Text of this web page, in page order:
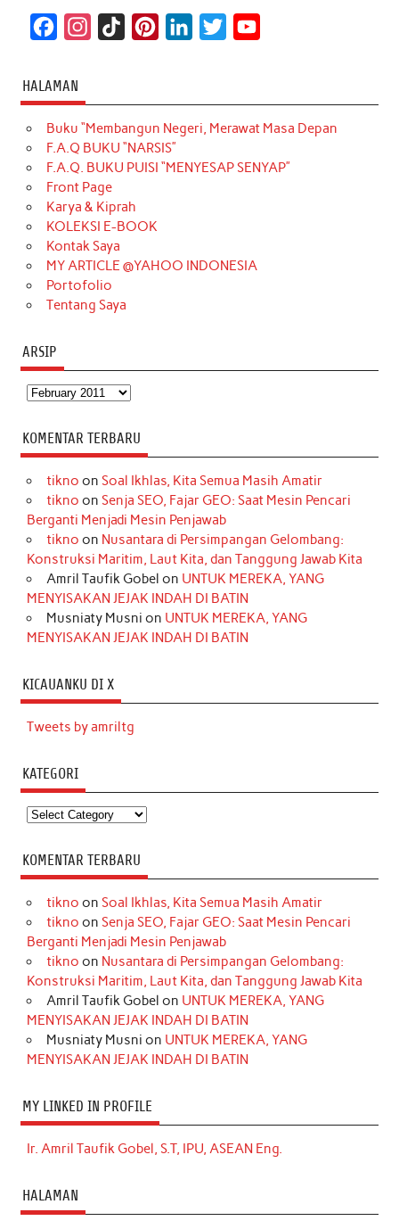
c
e
b
o
o
k
t
a
g
r
a
m
T
o
k
t
e
r
k
e
d
t
t
e
T
u
b
HALAMAN
Buku “Membangun Negeri, Merawat Masa Depan
F.A.Q BUKU “NARSIS”
F.A.Q. BUKU PUISI “MENYESAP SENYAP”
Front Page
Karya & Kiprah
KOLEKSI E-BOOK
Kontak Saya
MY ARTICLE @YAHOO INDONESIA
Portofolio
Tentang Saya
ARSIP
Arsip
KOMENTAR TERBARU
tikno on Soal Ikhlas, Kita Semua Masih Amatir
tikno on Senja SEO, Fajar GEO: Saat Mesin Pencari
Berganti Menjadi Mesin Penjawab
tikno on Nusantara di Persimpangan Gelombang:
Konstruksi Maritim, Laut Kita, dan Tanggung Jawab Kita
Amril Taufik Gobel on UNTUK MEREKA, YANG
MENYISAKAN JEJAK INDAH DI BATIN
Musniaty Musni on UNTUK MEREKA, YANG
MENYISAKAN JEJAK INDAH DI BATIN
KICAUANKU DI X
Tweets by amriltg
KATEGORI
Kategori
KOMENTAR TERBARU
tikno on Soal Ikhlas, Kita Semua Masih Amatir
tikno on Senja SEO, Fajar GEO: Saat Mesin Pencari
Berganti Menjadi Mesin Penjawab
tikno on Nusantara di Persimpangan Gelombang:
Konstruksi Maritim, Laut Kita, dan Tanggung Jawab Kita
Amril Taufik Gobel on UNTUK MEREKA, YANG
MENYISAKAN JEJAK INDAH DI BATIN
Musniaty Musni on UNTUK MEREKA, YANG
MENYISAKAN JEJAK INDAH DI BATIN
MY LINKED IN PROFILE
Ir. Amril Taufik Gobel, S.T, IPU, ASEAN Eng.
HALAMAN